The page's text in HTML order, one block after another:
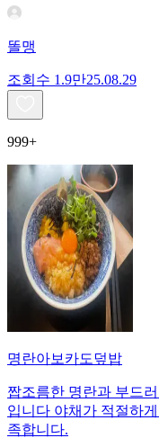
똘맹
조회수 1.9만25.08.29
999+
명란아보카도덮밥
짭조름한 명란과 부드
입니다 야채가 적절하
족합니다.